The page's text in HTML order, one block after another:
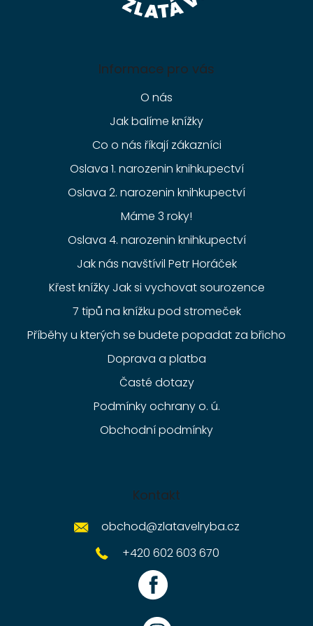
Informace pro vás
O nás
Jak balíme knížky
Co o nás říkají zákazníci
Oslava 1. narozenin knihkupectví
Oslava 2. narozenin knihkupectví
Máme 3 roky!
Oslava 4. narozenin knihkupectví
Jak nás navštívil Petr Horáček
Křest knížky Jak si vychovat sourozence
7 tipů na knížku pod stromeček
Příběhy u kterých se budete popadat za břicho
Doprava a platba
Časté dotazy
Podmínky ochrany o. ú.
Obchodní podmínky
Kontakt
obchod@zlatavelryba.cz
+420 602 603 670